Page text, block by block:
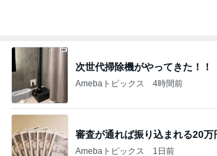
審査が通れば振り込まれる20万円
Amebaトピックス 1日前
嬉しくなったアトラクションの
Amebaトピックス 1日前